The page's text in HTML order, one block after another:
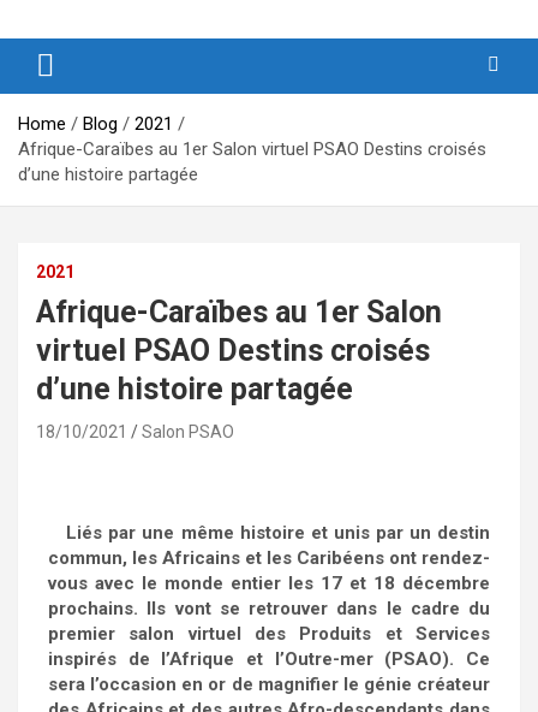
PSAO – Produits et Services
d’Afrique et de ses Outremers
Home Blog
2021
Afrique-Caraïbes au 1er Salon virtuel PSAO Destins croisés
d’une histoire partagée
2021
Afrique-Caraïbes au 1er Salon
virtuel PSAO Destins croisés
d’une histoire partagée
18/10/2021 Salon PSAO
Liés par une même histoire et unis par un destin
commun, les Africains et les Caribéens ont rendez-
vous avec le monde entier les 17 et 18 décembre
prochains. Ils vont se retrouver dans le cadre du
premier salon virtuel des Produits et Services
inspirés de l’Afrique et l’Outre-mer (PSAO). Ce
sera l’occasion en or de magnifier le génie créateur